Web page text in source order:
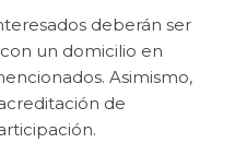
deberán ser
un domicilio en
Asimismo,
de